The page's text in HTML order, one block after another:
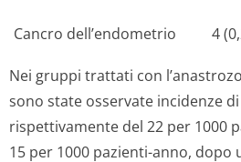
Cancro dell’endometrio 4
Nei gruppi trattati con
sono state osservate incidenze
rispettivamente del 22 per 1000
15 per 1000 pazienti-anno, dopo